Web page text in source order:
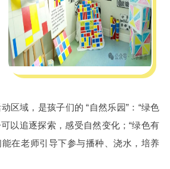
区域，是孩子们的 “自然乐园”：“绿色
以追逐探索，感受自然变化；“绿色有
在老师引导下参与播种、浇水，培养